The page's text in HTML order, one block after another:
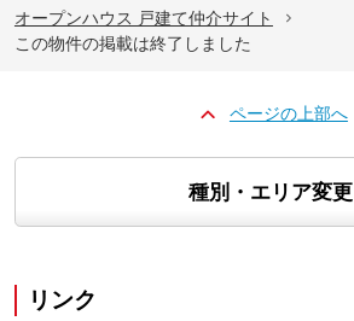
オープンハウス 戸建て仲介サイト
この物件の掲載は終了しました
ページの上部へ
種別・エリア変更
リンク